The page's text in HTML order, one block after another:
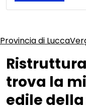
Provincia di Lucca
trova la
edile della